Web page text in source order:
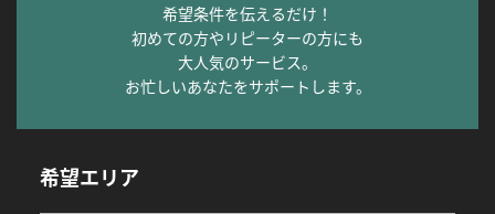
希望条件を伝えるだけ！
初めての方やリピーターの方にも
大人気のサービス。
お忙しいあなたをサポートします。
希望エリア